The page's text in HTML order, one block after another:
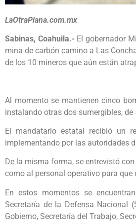
LaOtraPlana.com.mx
Sabinas, Coahuila.-El gobernador
mina de carbón camino a Las
de los 10 mineros que aún están
Al momento se mantienen cinco
instalando otras dos sumergibles,
El mandatario estatal recibió un
implementando por las autoridades
De la misma forma, se entrevistó
como al personal operativo para
En estos momentos se
Secretaría de la Defensa Nacional
Gobierno, Secretaría del Trabajo,